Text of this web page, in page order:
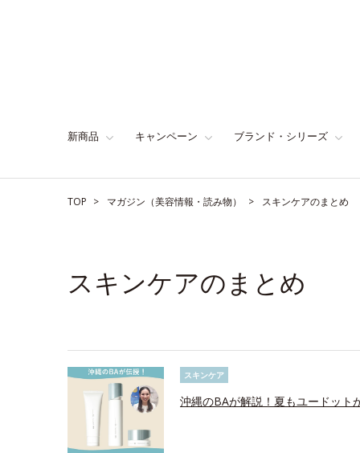
新商品 キャンペーン ブランド・シリーズ
TOP マガジン（美容情報・読み物） スキンケアのまとめ
スキンケアのまとめ
スキンケア
沖縄のBAが解説！夏もユードット